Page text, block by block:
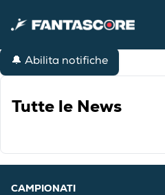
🔔 Abilita notifiche
Tutte le News
CAMPIONATI